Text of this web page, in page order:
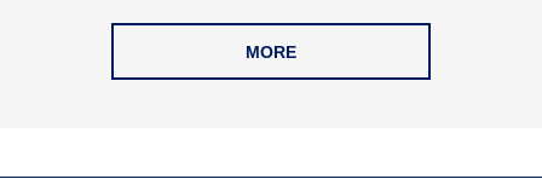
MORE